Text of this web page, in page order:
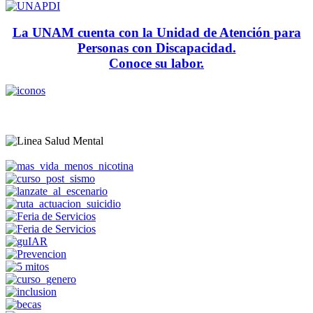
La UNAM cuenta con la Unidad de Atención para
Personas con Discapacidad.
Conoce su labor.